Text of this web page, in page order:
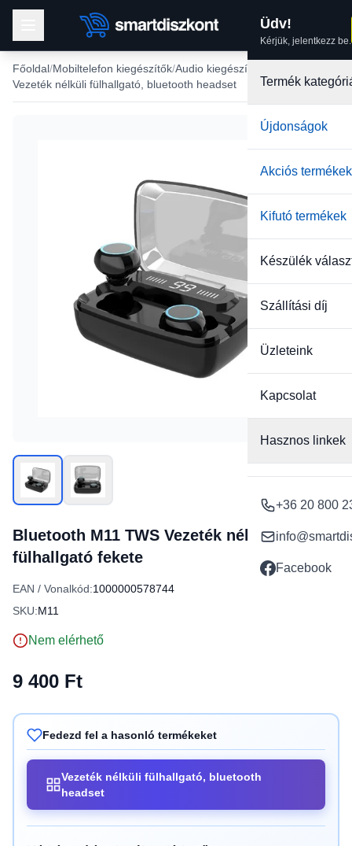
Üdv!
Kérjük, jelentkezz be.
Termék
Újdonságok
Akciós termékek
Kifutó termékek
Készülék
Szállítási díj
Üzleteink
Kapcsolat
Hasznos linkek
+36 20 800
Facebook
Főoldal Mobiltelefon kiegészítők Audio kiegészítők
Vezeték nélküli fülhallgató, bluetooth headset
Bluetooth M11 TWS Vezeték nélküli
fülhallgató fekete
EAN / Vonalkód:1000000578744
SKU:M11
Nem elérhető
9 400 Ft
Fedezd fel a hasonló termékeket
Vezeték nélküli fülhallgató, bluetooth
headset